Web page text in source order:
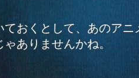
ておくとして、あのア
ありませんかね。